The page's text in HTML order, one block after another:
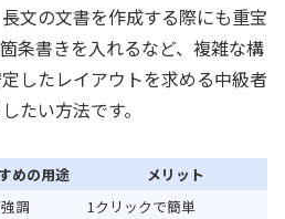
文の文書を作成する際にも重宝
条書きを入れるなど、複雑な構
したレイアウトを求める中級者
たい方法です。
めの用途
メリット
調
1クリックで簡単